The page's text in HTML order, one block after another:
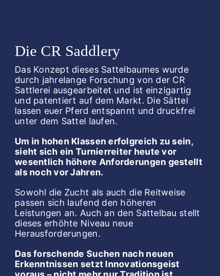
Die CR Saddlery
Das Konzept dieses Sattelbaumes wurde
durch jahrelange Forschung von der CR
Sattlerei ausgearbeitet und ist einzigartig
und patentiert auf dem Markt. Die Sättel
lassen euer Pferd entspannt und druckfrei
unter dem Sattel laufen.
Um in hohen Klassen erfolgreich zu sein,
sieht sich ein Turnierreiter heute vor
wesentlich höhere Anforderungen gestellt
als noch vor Jahren.
Sowohl die Zucht als auch die Reitweise
passen sich laufend den höheren
Leistungen an. Auch an den Sattelbau stellt
dieses erhöhte Niveau neue
Herausforderungen.
Das forschende Suchen nach neuen
Erkenntnissen setzt Innovationsgeist